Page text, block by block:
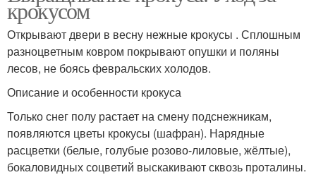
крокусом
Открывают двери в весну нежные крокусы . Сплошным
разноцветным ковром покрывают опушки и поляны
лесов, не боясь февральских холодов.
Описание и особенности крокуса
Только снег полу растает на смену подснежникам,
появляются цветы крокусы (шафран). Нарядные
расцветки (белые, голубые розово-лиловые, жёлтые),
бокаловидных соцветий выскакивают сквозь проталины.